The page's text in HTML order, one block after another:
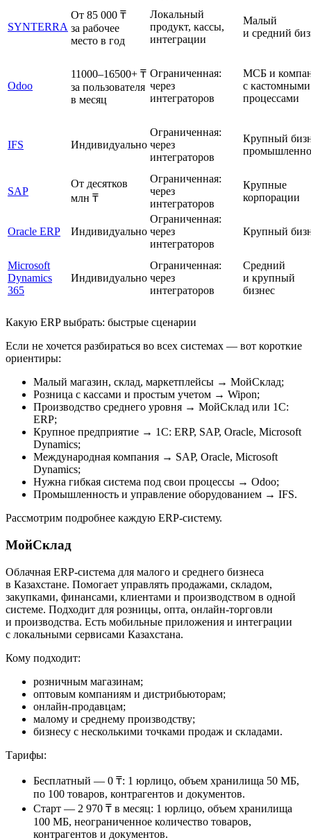
SYNTERRA
От 85 000 ₸
за рабочее
место в год
Локальный
продукт, кассы,
интеграции
Малый
и средний
Odoo
11000–16500+ ₸
за пользователя
в месяц
Ограниченная:
через
интеграторов
МСБ и
с кастомными
процессами
IFS Индивидуально
Ограниченная:
через
интеграторов
Крупный
SAP
От десятков
млн ₸
Ограниченная:
через
интеграторов
Крупные
корпорации
Oracle ERP Индивидуально
Ограниченная:
через
интеграторов
Крупный
Microsoft
Dynamics
365
Индивидуально
Ограниченная:
через
интеграторов
Средний
и крупный
бизнес
Какую ERP выбрать: быстрые сценарии
Если не хочется разбираться во всех системах — вот короткие
ориентиры:
Малый магазин, склад, маркетплейсы → МойСклад;
Розница с кассами и простым учетом → Wipon;
Производство среднего уровня → МойСклад или 1С:
ERP;
Крупное предприятие → 1С: ERP, SAP, Oracle, Microsoft
Dynamics;
Международная компания → SAP, Oracle, Microsoft
Dynamics;
Нужна гибкая система под свои процессы → Odoo;
Промышленность и управление оборудованием → IFS.
Рассмотрим подробнее каждую ERP-систему.
МойСклад
Облачная ERP-система для малого и среднего бизнеса
в Казахстане. Помогает управлять продажами, складом,
закупками, финансами, клиентами и производством в одной
системе. Подходит для розницы, опта, онлайн-торговли
и производства. Есть мобильные приложения и интеграции
с локальными сервисами Казахстана.
Кому подходит:
розничным магазинам;
оптовым компаниям и дистрибьюторам;
онлайн-продавцам;
малому и среднему производству;
бизнесу с несколькими точками продаж и складами.
Тарифы:
Бесплатный — 0 ₸: 1 юрлицо, объем хранилища 50 МБ,
по 100 товаров, контрагентов и документов.
Старт — 2 970 ₸ в месяц: 1 юрлицо, объем хранилища
100 МБ, неограниченное количество товаров,
контрагентов и документов.